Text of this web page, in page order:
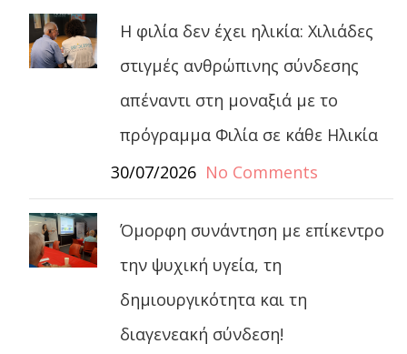
Η φιλία δεν έχει ηλικία: Χιλιάδες
στιγμές ανθρώπινης σύνδεσης
απέναντι στη μοναξιά με το
πρόγραμμα Φιλία σε κάθε Ηλικία
30/07/2026 No Comments
Όμορφη συνάντηση με επίκεντρο
την ψυχική υγεία, τη
δημιουργικότητα και τη
διαγενεακή σύνδεση!